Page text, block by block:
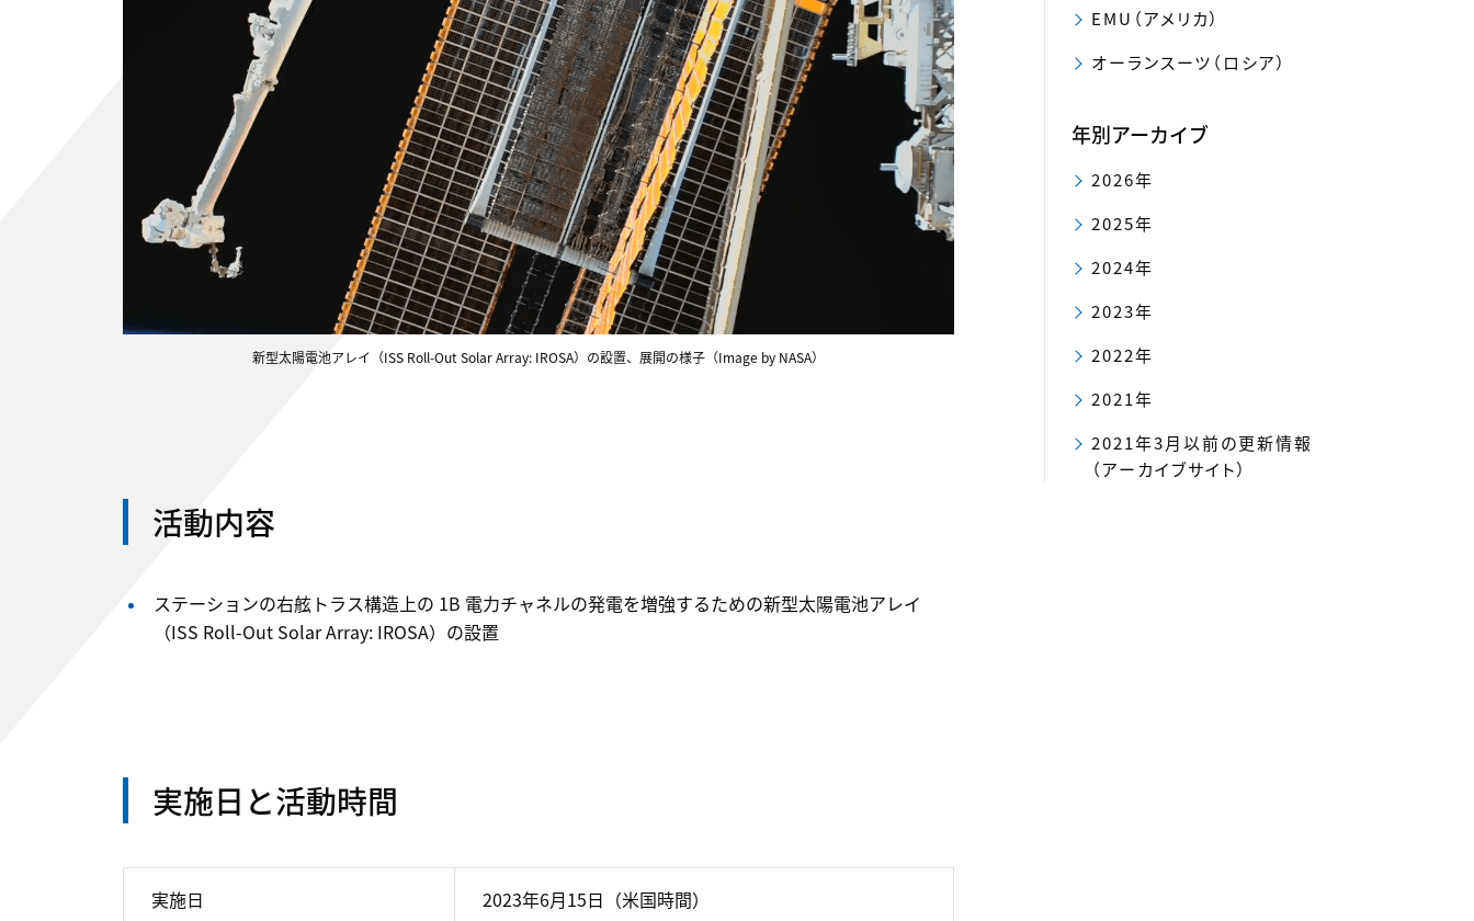
新型太陽電池アレイ（ISS Roll-Out Solar Array: IROSA）の設置、展開の様子（Image by NASA）
活動内容
ステーションの右舷トラス構造上の 1B 電力チャネルの発電を増強するための新型太陽電池アレイ
（ISS Roll-Out Solar Array: IROSA）の設置
実施日と活動時間
実施日 2023年6月15日（米国時間）
EMU（アメリカ）
オーランスーツ（ロシア）
年別アーカイブ
2026年
2025年
2024年
2023年
2022年
2021年
2021年3月以前の更新情報
（アーカイブサイト）